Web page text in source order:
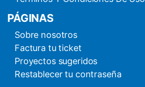
PÁGINAS
Sobre nosotros
Factura tu ticket
Proyectos sugeridos
Restablecer tu contraseña